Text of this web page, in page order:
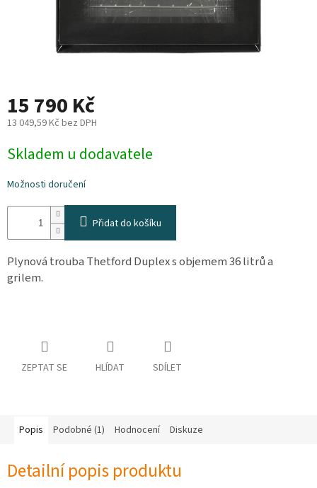
Exteriér
Kontakty
O
nás
Obchodní
podmínky
reklamace
program
Karavánek
15 790 Kč
13 049,59 Kč bez DPH
cena:
Skladem u dodavatele
Možnosti doručení
Přidat do košíku
Plynová trouba Thetford Duplex s objemem 36 litrů a
grilem.
ZEPTAT SE HLÍDAT SDÍLET
Popis Podobné (1) Hodnocení Diskuze
Detailní popis produktu